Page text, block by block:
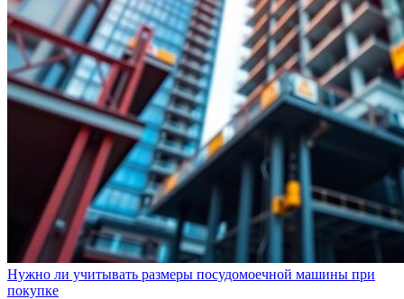
Нужно ли учитывать размеры посудомоечной машины при
покупке